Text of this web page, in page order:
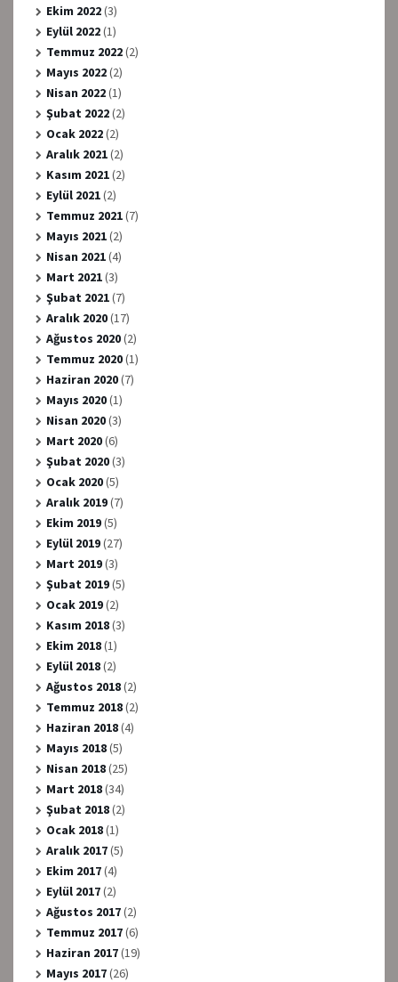
Ekim 2022(3)
Eylül 2022(1)
Temmuz 2022(2)
Mayıs 2022(2)
Nisan 2022(1)
Şubat 2022(2)
Ocak 2022(2)
Aralık 2021(2)
Kasım 2021(2)
Eylül 2021(2)
Temmuz 2021(7)
Mayıs 2021(2)
Nisan 2021(4)
Mart 2021(3)
Şubat 2021(7)
Aralık 2020(17)
Ağustos 2020(2)
Temmuz 2020(1)
Haziran 2020(7)
Mayıs 2020(1)
Nisan 2020(3)
Mart 2020(6)
Şubat 2020(3)
Ocak 2020(5)
Aralık 2019(7)
Ekim 2019(5)
Eylül 2019(27)
Mart 2019(3)
Şubat 2019(5)
Ocak 2019(2)
Kasım 2018(3)
Ekim 2018(1)
Eylül 2018(2)
Ağustos 2018(2)
Temmuz 2018(2)
Haziran 2018(4)
Mayıs 2018(5)
Nisan 2018(25)
Mart 2018(34)
Şubat 2018(2)
Ocak 2018(1)
Aralık 2017(5)
Ekim 2017(4)
Eylül 2017(2)
Ağustos 2017(2)
Temmuz 2017(6)
Haziran 2017(19)
Mayıs 2017(26)